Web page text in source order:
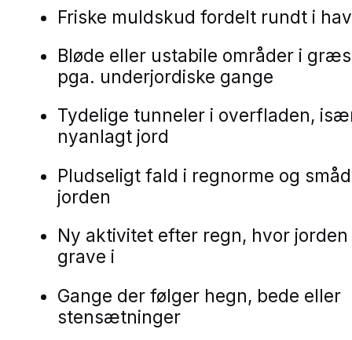
Friske muldskud fordelt rundt i
Bløde eller ustabile områder i
pga. underjordiske gange
Tydelige tunneler i overfladen,
nyanlagt jord
Pludseligt fald i regnorme og
jorden
Ny aktivitet efter regn, hvor
grave i
Gange der følger hegn, bede eller
stensætninger